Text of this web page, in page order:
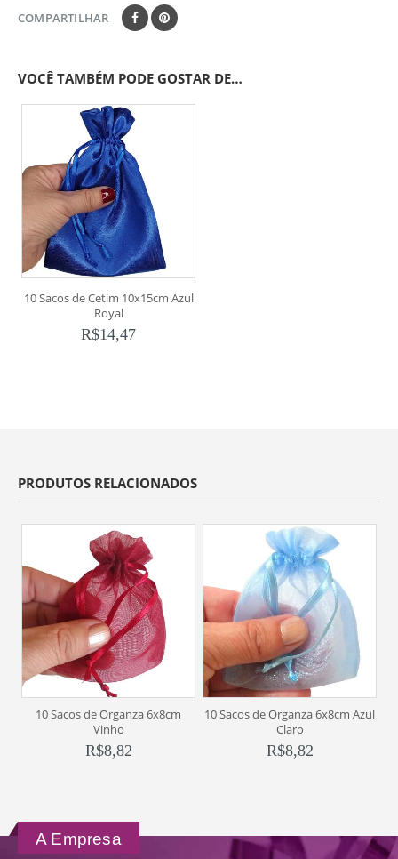
COMPARTILHAR
VOCÊ TAMBÉM PODE GOSTAR DE…
10 Sacos de Cetim 10x15cm Azul
Royal
R$14,47
PRODUTOS RELACIONADOS
10 Sacos de Organza 6x8cm
Vinho
R$8,82
10 Sacos de Organza 6x8cm Azul
Claro
R$8,82
A Empresa